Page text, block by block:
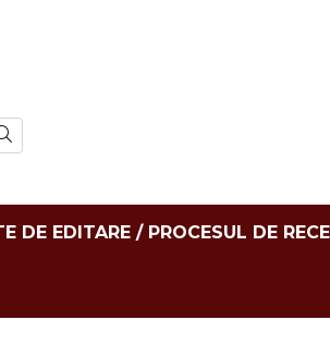
DE EDITARE / PROCESUL DE